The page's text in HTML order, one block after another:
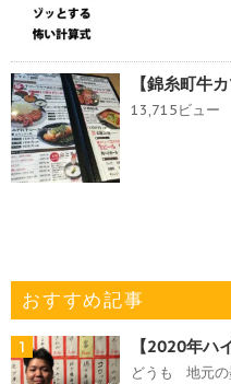
【錦糸町牛
13,715ビュー
おすすめ記事
1 【2020年ハ
どうも 地元の